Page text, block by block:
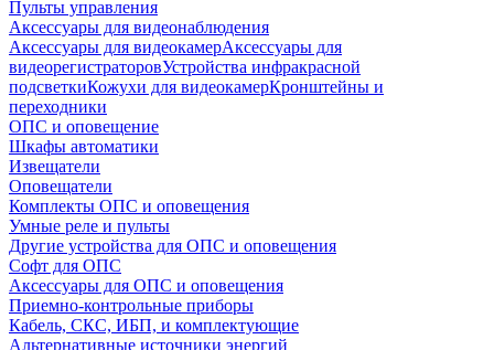
Пульты управления
Аксессуары для видеонаблюдения
Аксессуары для видеокамерАксессуары для
видеорегистраторовУстройства инфракрасной
подсветкиКожухи для видеокамерКронштейны и
переходники
ОПС и оповещение
Шкафы автоматики
Извещатели
Оповещатели
Комплекты ОПС и оповещения
Умные реле и пульты
Другие устройства для ОПС и оповещения
Софт для ОПС
Аксессуары для ОПС и оповещения
Приемно-контрольные приборы
Кабель, СКС, ИБП, и комплектующие
Альтернативные источники энергий